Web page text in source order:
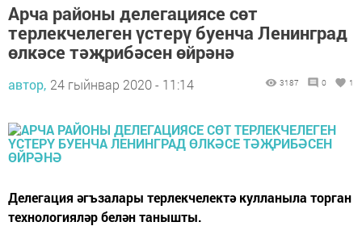
Арча районы делегациясе сөт
терлекчелеген үстерү буенча Ленинград
өлкәсе тәҗрибәсен өйрәнә
автор, 24 гыйнвар 2020 - 11:14 3187 0 1
Делегация әгъзалары терлекчелектә кулланыла торган
технологияләр белән танышты.